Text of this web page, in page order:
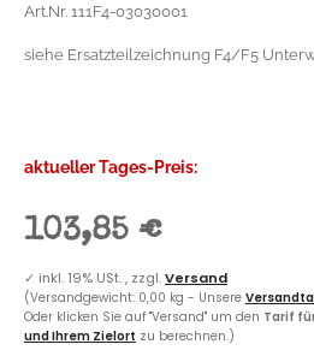
Art.Nr. 111F4-03030001
siehe Ersatzteilzeichnung F4/F5
aktueller Tages-Preis:
103,85 €
✓ inkl. 19% USt. , zzgl.Versand
(Versandgewicht: 0,00 kg - Unsere
Oder klicken Sie auf "Versand" um den Tarif
und Ihrem Zielort zu berechnen.)